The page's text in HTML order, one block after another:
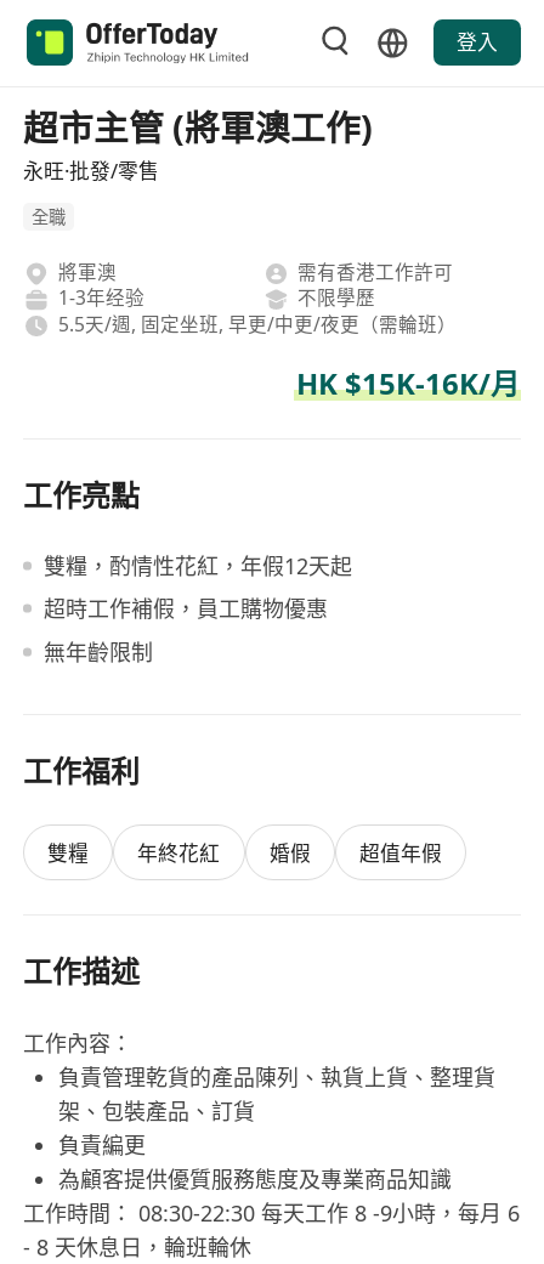
登入
超市主管 (將軍澳工作)
永旺·批發/零售
全職
將軍澳
需有香港工作許可
1-3年经验
不限學歷
5.5天/週, 固定坐班, 早更/中更/夜更（需輪班）
HK $15K-16K/月
工作亮點
雙糧，酌情性花紅，年假12天起
超時工作補假，員工購物優惠
無年齡限制
工作福利
雙糧 年終花紅 婚假 超值年假
工作描述
工作內容：
負責管理乾貨的產品陳列、執貨上貨、整理貨
架、包裝產品、訂貨
負責編更
為顧客提供優質服務態度及專業商品知識
工作時間： 08:30-22:30 每天工作 8 -9小時，每月 6
- 8 天休息日，輪班輪休